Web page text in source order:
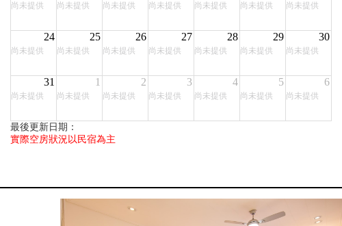
尚未提供 尚未提供 尚未提供 尚未提供 尚未提供 尚未提供 尚未提供
24
尚未提供
25
尚未提供
26
尚未提供
27
尚未提供
28
尚未提供
29
尚未提供
30
尚未提供
31
尚未提供
1
尚未提供
2
尚未提供
3
尚未提供
4
尚未提供
5
尚未提供
6
尚未提供
最後更新日期：
實際空房狀況以民宿為主